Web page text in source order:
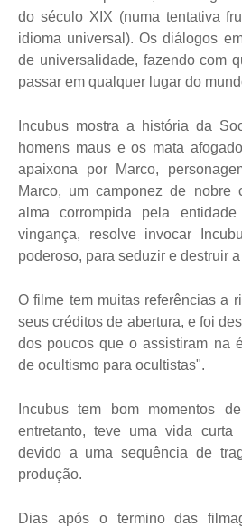
do século XIX (numa tentativa
idioma universal). Os diálogos
de universalidade, fazendo com
passar em qualquer lugar do
Incubus mostra a história da
homens maus e os mata
apaixona por Marco,
Marco, um camponez de nobre
alma corrompida pela
vingança, resolve invocar
poderoso, para seduzir e destruir
O filme tem muitas referências a
seus créditos de abertura, e foi
dos poucos que o assistiram na
de ocultismo para ocultistas".
Incubus tem bom momentos
entretanto, teve uma vida
devido a uma sequência de
produção.
Dias após o termino das